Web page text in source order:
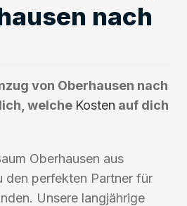
nach
von Oberhausen nach
welche Kosten auf dich
Oberhausen aus
den perfekten Partner für
Unsere langjährige